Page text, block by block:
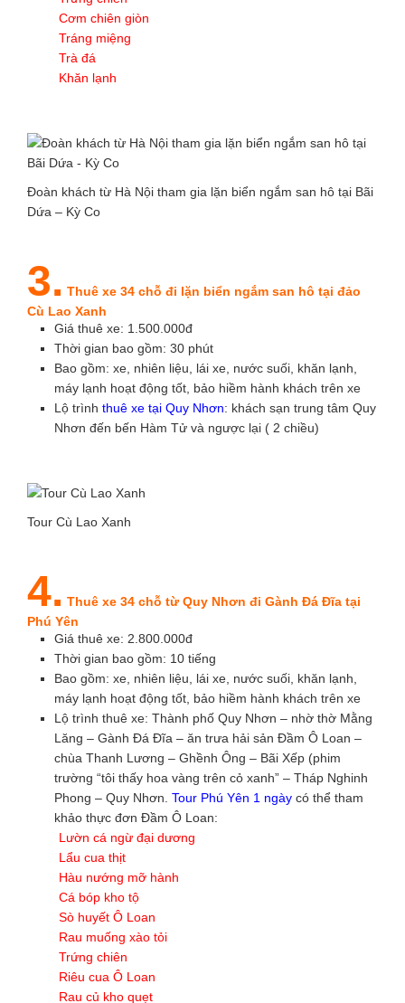
Cơm chiên giòn
Tráng miệng
Trà đá
Khăn lạnh
Đoàn khách từ Hà Nội tham gia lặn biển ngắm san hô tại Bãi
Dứa – Kỳ Co
3. Thuê xe 34 chỗ đi lặn biển ngắm san hô tại đảo
Cù Lao Xanh
Giá thuê xe: 1.500.000đ
Thời gian bao gồm: 30 phút
Bao gồm: xe, nhiên liệu, lái xe, nước suối, khăn lạnh,
máy lạnh hoạt động tốt, bảo hiềm hành khách trên xe
Lộ trình thuê xe tại Quy Nhơn: khách sạn trung tâm Quy
Nhơn đến bến Hàm Tử và ngược lại ( 2 chiều)
Tour Cù Lao Xanh
4. Thuê xe 34 chỗ từ Quy Nhơn đi Gành Đá Đĩa tại
Phú Yên
Giá thuê xe: 2.800.000đ
Thời gian bao gồm: 10 tiếng
Bao gồm: xe, nhiên liệu, lái xe, nước suối, khăn lạnh,
máy lạnh hoạt động tốt, bảo hiềm hành khách trên xe
Lộ trình thuê xe: Thành phố Quy Nhơn – nhờ thờ Mằng
Lăng – Gành Đá Đĩa – ăn trưa hải sản Đầm Ô Loan –
chùa Thanh Lương – Ghềnh Ông – Bãi Xếp (phim
trường “tôi thấy hoa vàng trên cỏ xanh” – Tháp Nghinh
Phong – Quy Nhơn. Tour Phú Yên 1 ngày có thể tham
khảo thực đơn Đầm Ô Loan:
Lườn cá ngừ đại dương
Lẩu cua thịt
Hàu nướng mỡ hành
Cá bóp kho tộ
Sò huyết Ô Loan
Rau muống xào tỏi
Trứng chiên
Riêu cua Ô Loan
Rau củ kho quẹt